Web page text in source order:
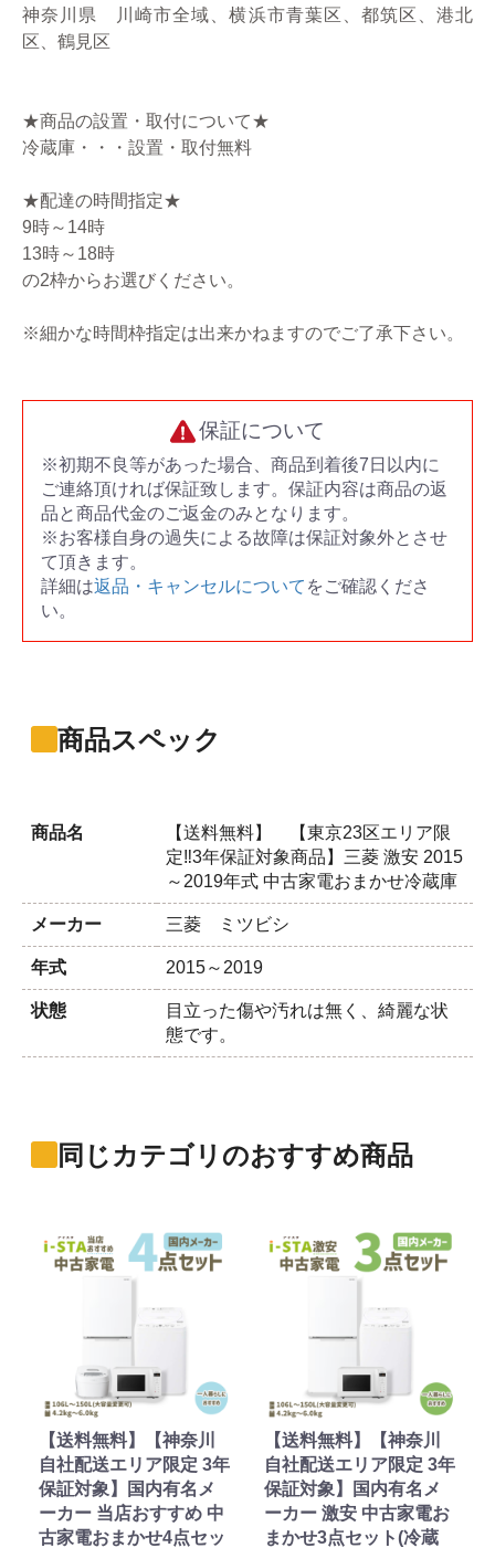
神奈川県 川崎市全域、横浜市青葉区、都筑区、港北
区、鶴見区
★商品の設置・取付について★
冷蔵庫・・・設置・取付無料
★配達の時間指定★
9時～14時
13時～18時
の2枠からお選びください。
※細かな時間枠指定は出来かねますのでご了承下さい。
保証について
※初期不良等があった場合、商品到着後7日以内に
ご連絡頂ければ保証致します。保証内容は商品の返
品と商品代金のご返金のみとなります。
※お客様自身の過失による故障は保証対象外とさせ
て頂きます。
詳細は返品・キャンセルについて をご確認くださ
い。
商品スペック
商品名
【送料無料】 【東京23区エリア限
定‼3年保証対象商品】三菱 激安 2015
～2019年式 中古家電おまかせ冷蔵庫
メーカー 三菱 ミツビシ
年式 2015～2019
状態
目立った傷や汚れは無く、綺麗な状
態です。
同じカテゴリのおすすめ商品
【送料無料】【神奈川
自社配送エリア限定 3年
保証対象】国内有名メ
ーカー 当店おすすめ 中
古家電おまかせ4点セッ
【送料無料】【神奈川
自社配送エリア限定 3年
保証対象】国内有名メ
ーカー 激安 中古家電お
まかせ3点セット(冷蔵